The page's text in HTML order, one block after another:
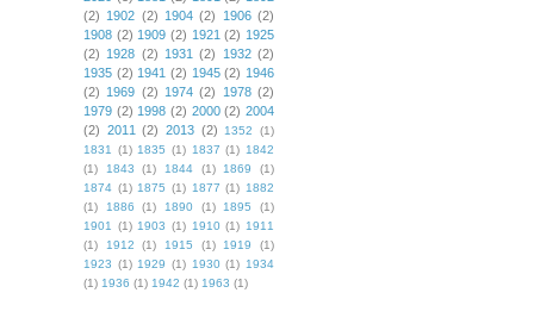
(2) 1902 (2) 1904 (2) 1906 (2)
1908 (2) 1909 (2) 1921 (2) 1925
(2) 1928 (2) 1931 (2) 1932 (2)
1935 (2) 1941 (2) 1945 (2) 1946
(2) 1969 (2) 1974 (2) 1978 (2)
1979 (2) 1998 (2) 2000 (2) 2004
(2) 2011 (2) 2013 (2) 1352
(1)
1831 (1) 1835 (1) 1837 (1) 1842
(1)
1843 (1) 1844 (1) 1869
(1)
1874 (1) 1875 (1) 1877 (1) 1882
(1)
1886 (1) 1890 (1) 1895
(1)
1901 (1) 1903 (1) 1910 (1) 1911
(1)
1912 (1) 1915 (1) 1919
(1)
1923 (1) 1929 (1) 1930 (1) 1934
(1) 1936 (1) 1942 (1) 1963 (1)